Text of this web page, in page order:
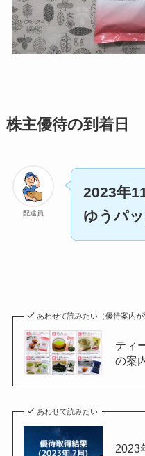
株主優待の到着日
配達員
2023年
ゆうパ
あわせて読みたい（優待案内が
ティ
の案
あわせて読みたい
2023